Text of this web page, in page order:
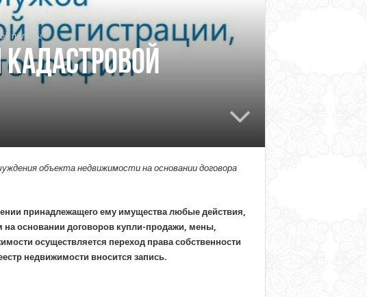
палаты
объекта недвижимости на основании договора
принадлежащего ему имущества любые действия,
на основании договоров купли-продажи, мены,
осуществляется переход права собственности
недвижимости вносится запись.